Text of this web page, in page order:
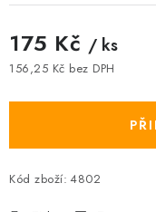
175 Kč / ks
156,25 Kč bez DPH
Kód zboží: 4802